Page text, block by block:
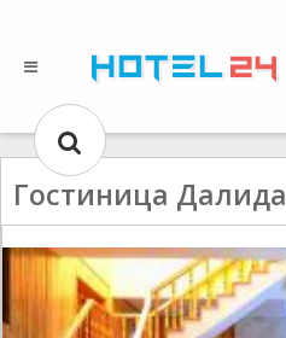
Гостиница Далида